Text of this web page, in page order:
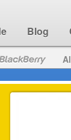
Blog